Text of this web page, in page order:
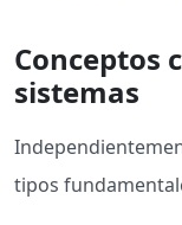
Conceptos
sistemas
tipos